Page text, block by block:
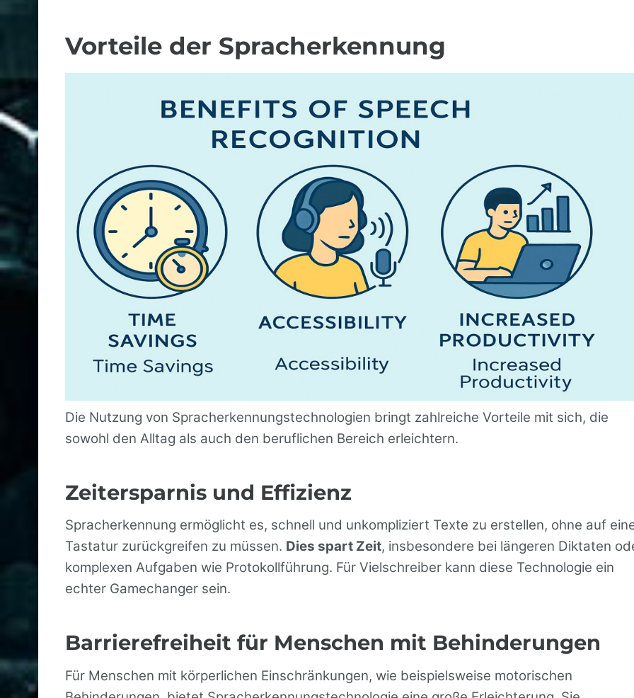
Vorteile der Spracherkennung
Die Nutzung von Spracherkennungstechnologien bringt zahlreiche Vorteile mit sich, die
sowohl den Alltag als auch den beruflichen Bereich erleichtern.
Zeitersparnis und Effizienz
Spracherkennung ermöglicht es, schnell und unkompliziert Texte zu erstellen, ohne auf
Tastatur zurückgreifen zu müssen. Dies spart Zeit, insbesondere bei längeren Diktaten
komplexen Aufgaben wie Protokollführung. Für Vielschreiber kann diese Technologie ein
echter Gamechanger sein.
Barrierefreiheit für Menschen mit Behinderungen
Für Menschen mit körperlichen Einschränkungen, wie beispielsweise motorischen